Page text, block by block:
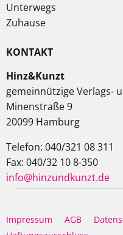
Unterwegs
Zuhause
KONTAKT
Hinz&Kunzt
gemeinnützige Verlags-
Minenstraße 9
20099 Hamburg
Telefon: 040/321 08 311
Fax: 040/32 10 8-350
info@hinzundkunzt.de
Impressum AGB